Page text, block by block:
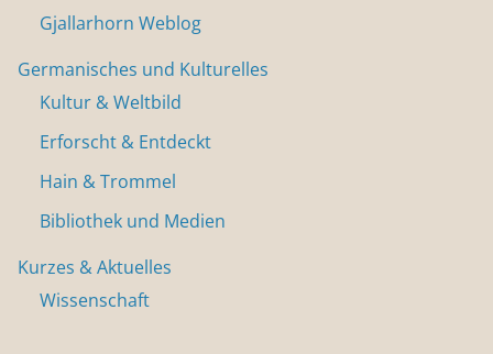
Gjallarhorn Weblog
Germanisches und Kulturelles
Kultur & Weltbild
Erforscht & Entdeckt
Hain & Trommel
Bibliothek und Medien
Kurzes & Aktuelles
Wissenschaft